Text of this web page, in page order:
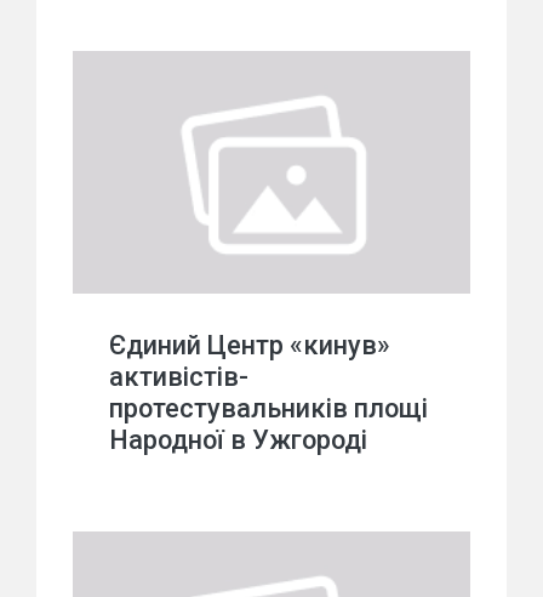
Єдиний Центр «кинув»
активістів-
протестувальників площі
Народної в Ужгороді